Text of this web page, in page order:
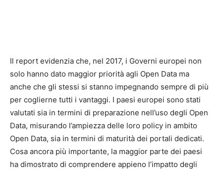
Il report evidenzia che, nel 2017, i Governi europei non
solo hanno dato maggior priorità agli Open Data ma
anche che gli stessi si stanno impegnando sempre di più
per coglierne tutti i vantaggi. I paesi europei sono stati
valutati sia in termini di preparazione nell’uso degli Open
Data, misurando l’ampiezza delle loro policy in ambito
Open Data, sia in termini di maturità dei portali dedicati.
Cosa ancora più importante, la maggior parte dei paesi
ha dimostrato di comprendere appieno l’impatto degli